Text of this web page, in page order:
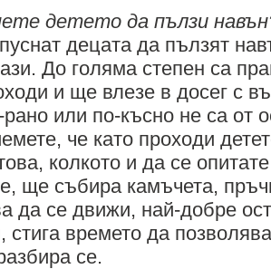
детето да пълзи
децата да пълзят
До голяма степен са
и ще влезе в досег с
или по-късно не са от
че като проходи
колкото и да се
ще събира камъчета,
да се движи, най-добре
стига времето да
се.